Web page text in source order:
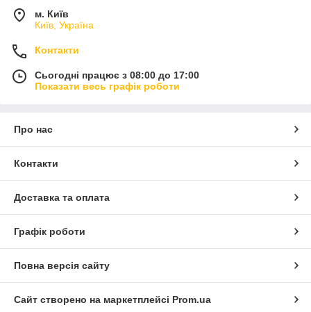
м. Київ
Київ, Україна
Контакти
Сьогодні працює з 08:00 до 17:00
Показати весь графік роботи
Про нас
Контакти
Доставка та оплата
Графік роботи
Повна версія сайту
Сайт створено на маркетплейсі Prom.ua